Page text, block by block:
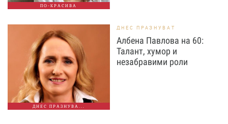
ПО-КРАСИВА
ДНЕС ПРАЗНУВА...
ДНЕС ПРАЗНУВАТ
Албена Павлова на 60:
Талант, хумор и
незабравими роли